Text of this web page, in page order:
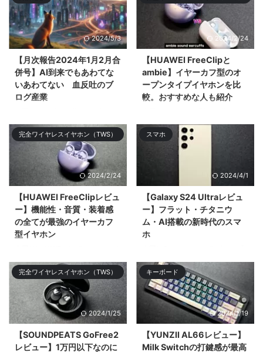
True Wireless 4」「SONY WF-
1000XM5 ...
ホン「SENNHEISER
MOMENTUM Tru ...
2024/5/3
【月次報告2024年1月2月合
併号】AI到来でもあわてな
いあわてない 血反吐のブ
ログ産業
次報告を合算して振り返りや感じ
たことをツ& ...
2024/2/24
【HUAWEI FreeClipと
ambie】イヤーカフ型のオ
ープンタイプイヤホンを比
較。おすすめな人も紹介
「ambie AM-TW01」と2024年
登場の「HUAWEI FreeClip」を比
較してどち ...
完全ワイヤレスイヤホン（TWS）
2024/2/24
【HUAWEI FreeClipレビュ
ー】機能性・音質・装着感
の全てが最強のイヤーカフ
型イヤホン
11,749%の超絶大成功を記録した
オープンタイプ（&# ...
スマホ
2024/4/1
【Galaxy S24 Ultraレビュ
ー】フラット・チタニウ
ム・AI搭載の新時代のスマ
ホ
スマホ「Galaxy S24 Ultra」をレ
ビューする。大まかなデザ ...
完全ワイヤレスイヤホン（TWS）
2024/1/25
【SOUNDPEATS GoFree2
レビュー】1万円以下なのに
キーボード
2024/1/19
【YUNZII AL66レビュー】
Milk Switchの打鍵感が最高